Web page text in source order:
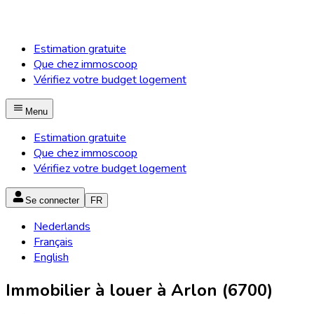
Estimation gratuite
Que chez immoscoop
Vérifiez votre budget logement
Menu
Estimation gratuite
Que chez immoscoop
Vérifiez votre budget logement
Se connecter FR
Nederlands
Français
English
Immobilier à louer à Arlon (6700)